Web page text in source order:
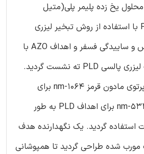
یخ زده پلیمر پلی(متیل
متاآکریلات) یا PMMA با استفاده از روش تبخیر لیزری
پالسی به کمک ماتریس و ساییدگی فسفر و اهداف AZO با
استفاده از ته نشست لیزری پالسی PLD ته نشست گردید.
سه پرتوی لیزری، یک پرتوی مادون قرمز 1064-nm برای
MAPLE و دو پرتوی 532-nm برای اهداف PLD به طور
استفاده گردید. یک نگهدارنده هدف
مورب شده طراحی گردید تا همپوشانی